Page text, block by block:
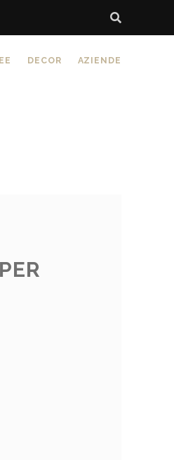
DECOR AZIENDE